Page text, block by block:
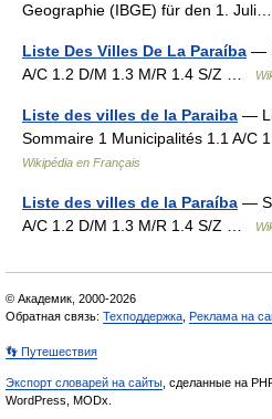
Geographie (IBGE) für den 1.
Liste Des Villes De La Paraíba —
A/C 1.2 D/M 1.3 M/R 1.4 S/Z …
Liste des villes de la Paraiba —
Sommaire 1 Municipalités 1.1 A/C
Wikipédia en Français
Liste des villes de la Paraíba —
A/C 1.2 D/M 1.3 M/R 1.4 S/Z …
© Академик, 2000-2026
Обратная связь: Техподдержка Реклама на
👣 Путешествия
Экспорт словарей на сайты , сделанные на
WordPress, MODx.